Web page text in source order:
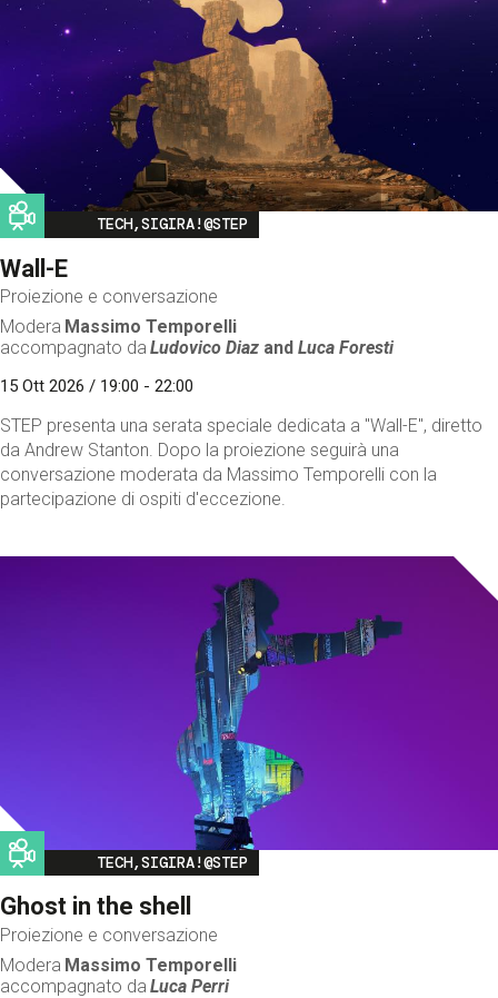
Image
TECH,SIGIRA!@STEP
Wall-E
Proiezione e conversazione
Modera Massimo Temporelli
accompagnato da Ludovico Diaz andLuca Foresti
15 Ott 2026 / 19:00 - 22:00
STEP presenta una serata speciale dedicata a "Wall-E", diretto
da Andrew Stanton. Dopo la proiezione seguirà una
conversazione moderata da Massimo Temporelli con la
partecipazione di ospiti d'eccezione.
Image
TECH,SIGIRA!@STEP
Ghost in the shell
Proiezione e conversazione
Modera Massimo Temporelli
accompagnato da Luca Perri